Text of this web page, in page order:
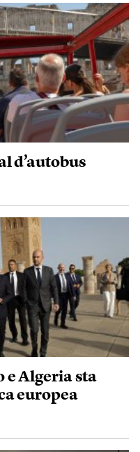
d’autobus
e Algeria sta
europea